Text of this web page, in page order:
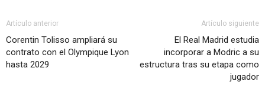
Artículo anterior
Corentin Tolisso ampliará su
contrato con el Olympique Lyon
hasta 2029
Artículo siguiente
El Real Madrid estudia
incorporar a Modric a su
estructura tras su etapa como
jugador